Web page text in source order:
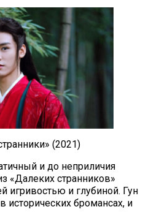
(2021)
и до неприличия
«Далеких странников»
игривостью и глубиной. Гун
бромансах, и